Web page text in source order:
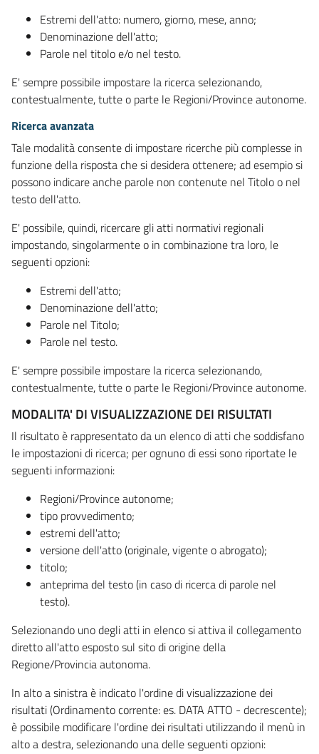
Estremi dell'atto: numero, giorno, mese, anno;
Denominazione dell'atto;
Parole nel titolo e/o nel testo.
E' sempre possibile impostare la ricerca selezionando,
contestualmente, tutte o parte le Regioni/Province autonome.
Ricerca avanzata
Tale modalità consente di impostare ricerche più complesse in
funzione della risposta che si desidera ottenere; ad esempio si
possono indicare anche parole non contenute nel Titolo o nel
testo dell'atto.
E' possibile, quindi, ricercare gli atti normativi regionali
impostando, singolarmente o in combinazione tra loro, le
seguenti opzioni:
Estremi dell'atto;
Denominazione dell'atto;
Parole nel Titolo;
Parole nel testo.
E' sempre possibile impostare la ricerca selezionando,
contestualmente, tutte o parte le Regioni/Province autonome.
MODALITA' DI VISUALIZZAZIONE DEI RISULTATI
Il risultato è rappresentato da un elenco di atti che soddisfano
le impostazioni di ricerca; per ognuno di essi sono riportate le
seguenti informazioni:
Regioni/Province autonome;
tipo provvedimento;
estremi dell'atto;
versione dell'atto (originale, vigente o abrogato);
titolo;
anteprima del testo (in caso di ricerca di parole nel
testo).
Selezionando uno degli atti in elenco si attiva il collegamento
diretto all'atto esposto sul sito di origine della
Regione/Provincia autonoma.
In alto a sinistra è indicato l'ordine di visualizzazione dei
risultati (Ordinamento corrente: es. DATA ATTO - decrescente);
è possibile modificare l'ordine dei risultati utilizzando il menù in
alto a destra, selezionando una delle seguenti opzioni: